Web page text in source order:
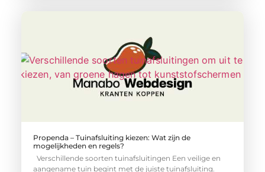
Propenda – Tuinafsluiting kiezen: Wat zijn de
mogelijkheden en regels?
Verschillende soorten tuinafsluitingen Een veilige en
aangename tuin begint met de juiste tuinafsluiting.